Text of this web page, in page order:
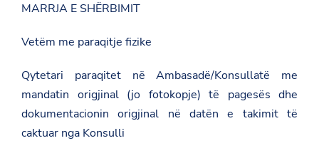
MARRJA E SHËRBIMIT
Vetëm me paraqitje fizike
Qytetari paraqitet në Ambasadë/Konsullatë me
mandatin origjinal (jo fotokopje) të pagesës dhe
dokumentacionin origjinal në datën e takimit të
caktuar nga Konsulli